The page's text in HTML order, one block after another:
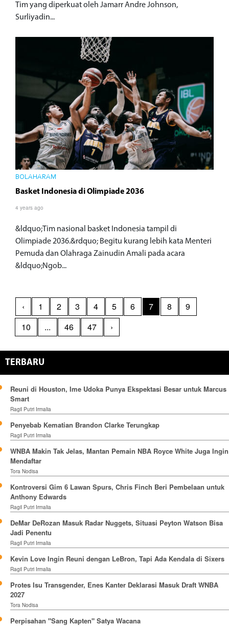
Tim yang diperkuat oleh Jamarr Andre Johnson,
Surliyadin...
BOLAHARAM
Basket Indonesia di Olimpiade 2036
4 years ago
&ldquo;Tim nasional basket Indonesia tampil di
Olimpiade 2036.&rdquo; Begitu kurang lebih kata Menteri
Pemuda dan Olahraga Zainudin Amali pada acara
&ldquo;Ngob...
‹ 1 2 3 4 5 6 7 8
9
10
... 46 47 ›
TERBARU
Reuni di Houston, Ime Udoka Punya Ekspektasi Besar untuk Marcus
Smart
Ragil Putri Irmalia
Penyebab Kematian Brandon Clarke Terungkap
Ragil Putri Irmalia
WNBA Makin Tak Jelas, Mantan Pemain NBA Royce White Juga Ingin
Mendaftar
Tora Nodisa
Kontroversi Gim 6 Lawan Spurs, Chris Finch Beri Pembelaan untuk
Anthony Edwards
Ragil Putri Irmalia
DeMar DeRozan Masuk Radar Nuggets, Situasi Peyton Watson Bisa
Jadi Penentu
Ragil Putri Irmalia
Kevin Love Ingin Reuni dengan LeBron, Tapi Ada Kendala di Sixers
Ragil Putri Irmalia
Protes Isu Transgender, Enes Kanter Deklarasi Masuk Draft WNBA
2027
Tora Nodisa
Perpisahan "Sang Kapten" Satya Wacana